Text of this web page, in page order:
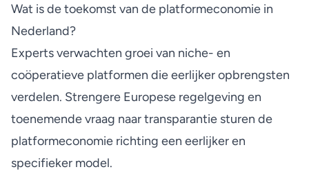
Wat is de toekomst van de platformeconomie in
Nederland?
Experts verwachten groei van niche- en
coöperatieve platformen die eerlijker opbrengsten
verdelen. Strengere Europese regelgeving en
toenemende vraag naar transparantie sturen de
platformeconomie richting een eerlijker en
specifieker model.